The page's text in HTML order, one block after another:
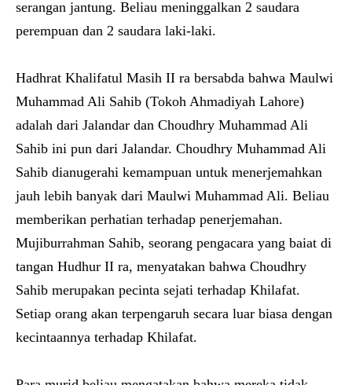
serangan jantung. Beliau meninggalkan 2 saudara
perempuan dan 2 saudara laki-laki.
Hadhrat Khalifatul Masih II ra bersabda bahwa Maulwi
Muhammad Ali Sahib (Tokoh Ahmadiyah Lahore)
adalah dari Jalandar dan Choudhry Muhammad Ali
Sahib ini pun dari Jalandar. Choudhry Muhammad Ali
Sahib dianugerahi kemampuan untuk menerjemahkan
jauh lebih banyak dari Maulwi Muhammad Ali. Beliau
memberikan perhatian terhadap penerjemahan.
Mujiburrahman Sahib, seorang pengacara yang baiat di
tangan Hudhur II ra, menyatakan bahwa Choudhry
Sahib merupakan pecinta sejati terhadap Khilafat.
Setiap orang akan terpengaruh secara luar biasa dengan
kecintaannya terhadap Khilafat.